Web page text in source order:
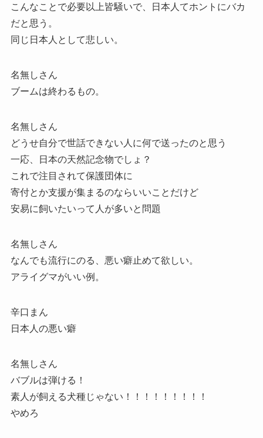
こんなことで必要以上皆騒いで、日本人てホントにバカ
だと思う。
同じ日本人として悲しい。
名無しさん
ブームは終わるもの。
名無しさん
どうせ自分で世話できない人に何で送ったのと思う
一応、日本の天然記念物でしょ？
これで注目されて保護団体に
寄付とか支援が集まるのならいいことだけど
安易に飼いたいって人が多いと問題
名無しさん
なんでも流行にのる、悪い癖止めて欲しい。
アライグマがいい例。
辛口まん
日本人の悪い癖
名無しさん
バブルは弾ける！
素人が飼える犬種じゃない！！！！！！！！！
やめろ